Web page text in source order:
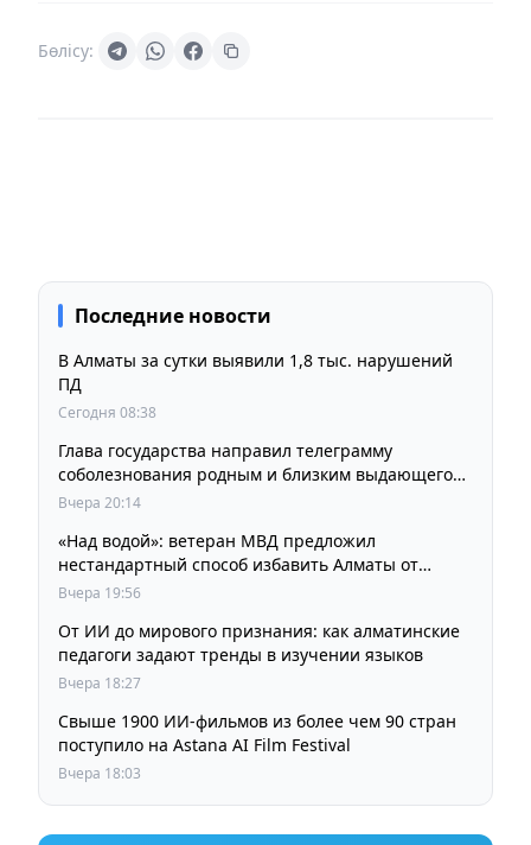
Бөлісу:
Последние новости
В Алматы за сутки выявили 1,8 тыс. нарушений
ПД
Сегодня 08:38
Глава государства направил телеграмму
соболезнования родным и близким выдающегося
кинорежиссера Ардака Амиркулова
Вчера 20:14
«Над водой»: ветеран МВД предложил
нестандартный способ избавить Алматы от
пробок и смога
Вчера 19:56
От ИИ до мирового признания: как алматинские
педагоги задают тренды в изучении языков
Вчера 18:27
Свыше 1900 ИИ-фильмов из более чем 90 стран
поступило на Astana AI Film Festival
Вчера 18:03